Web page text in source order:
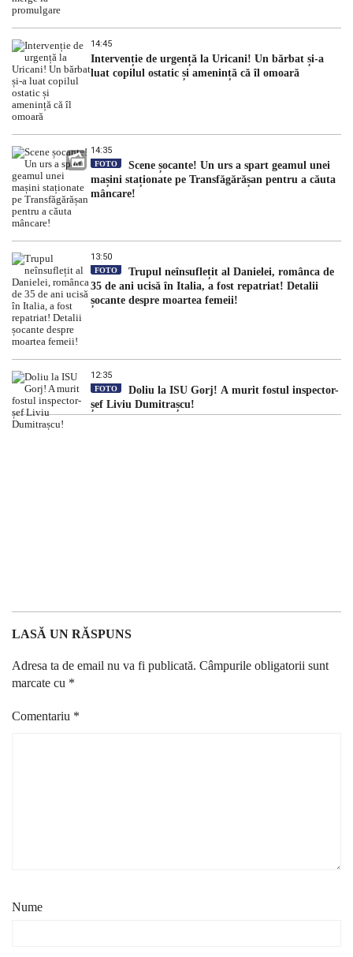
14:45
Intervenție de urgență la Uricani! Un bărbat și-a
luat copilul ostatic și amenință că îl omoară
14:35
FOTO
Scene șocante! Un urs a spart geamul unei
mașini staționate pe Transfăgărășan pentru a căuta
mâncare!
13:50
FOTO
Trupul neînsuflețit al Danielei, românca de
35 de ani ucisă în Italia, a fost repatriat! Detalii
șocante despre moartea femeii!
12:35
FOTO
Doliu la ISU Gorj! A murit fostul inspector-
șef Liviu Dumitrașcu!
LASĂ UN RĂSPUNS
Adresa ta de email nu va fi publicată. Câmpurile obligatorii sunt
marcate cu *
Comentariu *
Nume